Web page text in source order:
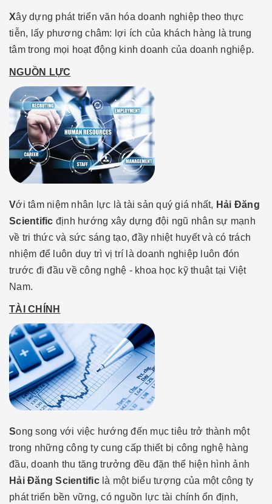
Xây dựng phát triển văn hóa doanh nghiệp theo thực
tiễn, lấy phương châm: lợi ích của khách hàng là trung
tâm trong mọi hoạt động kinh doanh của doanh nghiệp.
NGUỒN LỰC
Với tâm niệm nhân lực là tài sản quý giá nhất, Hải Đăng
Scientific định hướng xây dựng đội ngũ nhân sự mạnh
về tri thức và sức sáng tạo, đầy nhiệt huyết và có trách
nhiệm để luôn duy trì vị trí là doanh nghiệp luôn đón
trước đi đầu về công nghệ - khoa học kỹ thuật tại Việt
Nam.
TÀI CHÍNH
Song song với việc hướng đến mục tiêu trở thành một
trong những công ty cung cấp thiết bị công nghệ hàng
đầu, doanh thu tăng trưởng đều đặn thể hiện hình ảnh
Hải Đăng Scientificlà một biểu tượng của một công ty
phát triển bền vững, có nguồn lực tài chính ổn định,